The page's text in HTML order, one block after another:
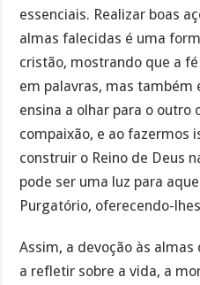
essenciais. Realizar boas
almas falecidas é uma
cristão, mostrando que a
em palavras, mas também
ensina a olhar para o outro
compaixão, e ao fazermos
construir o Reino de Deus
pode ser uma luz para
Purgatório, oferecendo-
Assim, a devoção às
a refletir sobre a vida, a